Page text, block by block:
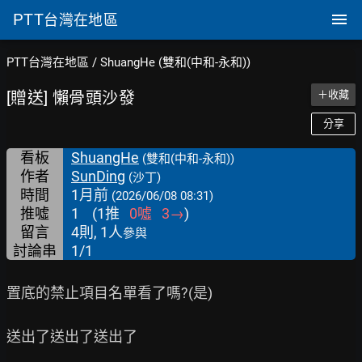
PTT台灣在地區
PTT台灣在地區 / ShuangHe (雙和(中和-永和))
[贈送] 懶骨頭沙發 ＋收藏
分享
看板 ShuangHe (雙和(中和-永和))
作者 SunDing (沙丁)
時間 1月前 (2026/06/08 08:31)
推噓 1 (1推 0噓 3→)
留言
4則, 1人參與
討論串 1/1
置底的禁止項目名單看了嗎?(是)
送出了送出了送出了